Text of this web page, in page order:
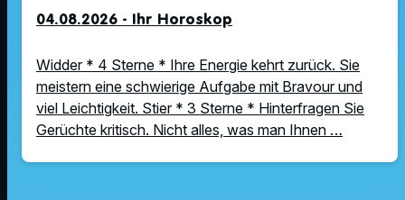
04.08.2026 - Ihr Horoskop
Widder * 4 Sterne * Ihre Energie kehrt zurück. Sie
meistern eine schwierige Aufgabe mit Bravour und
viel Leichtigkeit. Stier * 3 Sterne * Hinterfragen Sie
Gerüchte kritisch. Nicht alles, was man Ihnen …